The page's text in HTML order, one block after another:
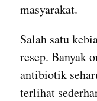
masyarakat.
Salah satu
resep. Banyak
antibiotik
terlihat